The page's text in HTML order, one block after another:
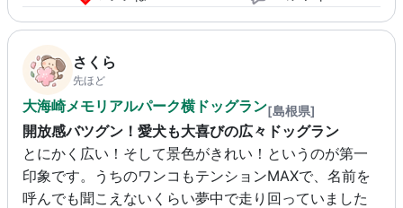
さくら
先ほど
大海崎メモリアルパーク横ドッグラン[島根県]
開放感バツグン！愛犬も大喜びの広々ドッグラン
とにかく広い！そして景色がきれい！というのが第一
印象です。うちのワンコもテンションMAXで、名前を
呼んでも聞こえないくらい夢中で走り回っていました